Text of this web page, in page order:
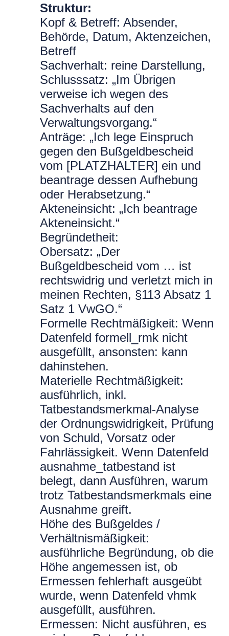
Struktur:
Kopf & Betreff: Absender,
Behörde, Datum, Aktenzeichen,
Betreff
Sachverhalt: reine Darstellung,
Schlusssatz: „Im Übrigen
verweise ich wegen des
Sachverhalts auf den
Verwaltungsvorgang.“
Anträge: „Ich lege Einspruch
gegen den Bußgeldbescheid
vom [PLATZHALTER] ein und
beantrage dessen Aufhebung
oder Herabsetzung.“
Akteneinsicht: „Ich beantrage
Akteneinsicht.“
Begründetheit:
Obersatz: „Der
Bußgeldbescheid vom … ist
rechtswidrig und verletzt mich in
meinen Rechten, §113 Absatz 1
Satz 1 VwGO.“
Formelle Rechtmäßigkeit: Wenn
Datenfeld formell_rmk nicht
ausgefüllt, ansonsten: kann
dahinstehen.
Materielle Rechtmäßigkeit:
ausführlich, inkl.
Tatbestandsmerkmal-Analyse
der Ordnungswidrigkeit, Prüfung
von Schuld, Vorsatz oder
Fahrlässigkeit. Wenn Datenfeld
ausnahme_tatbestand ist
belegt, dann Ausführen, warum
trotz Tatbestandsmerkmals eine
Ausnahme greift.
Höhe des Bußgeldes /
Verhältnismäßigkeit:
ausführliche Begründung, ob die
Höhe angemessen ist, ob
Ermessen fehlerhaft ausgeübt
wurde, wenn Datenfeld vhmk
ausgefüllt, ausführen.
Ermessen: Nicht ausführen, es